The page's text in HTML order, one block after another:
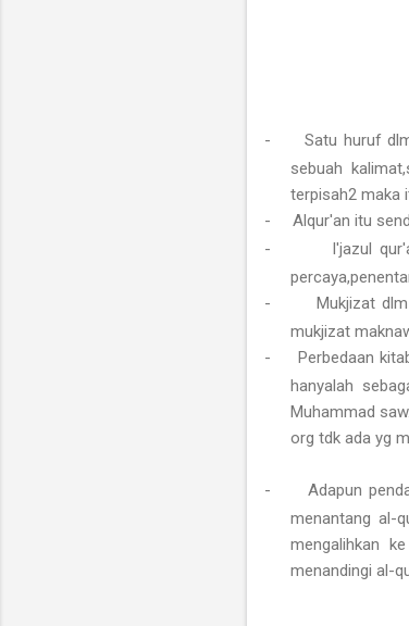
-
Satu huruf
sebuah
terpisah2 maka
-
Alqur'an itu
-
I'jazul
-
Mukjizat
mukjizat
-
Perbedaan
hanyalah
Muhammad
org tdk ada yg
-
Adapun
menantang al-
mengalihkan
menandingi al-